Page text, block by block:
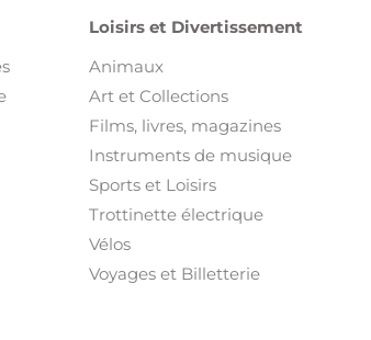
Loisirs et Divertissement
Animaux
Art et Collections
Films, livres, magazines
Instruments de musique
Sports et Loisirs
Trottinette électrique
Vélos
Voyages et Billetterie